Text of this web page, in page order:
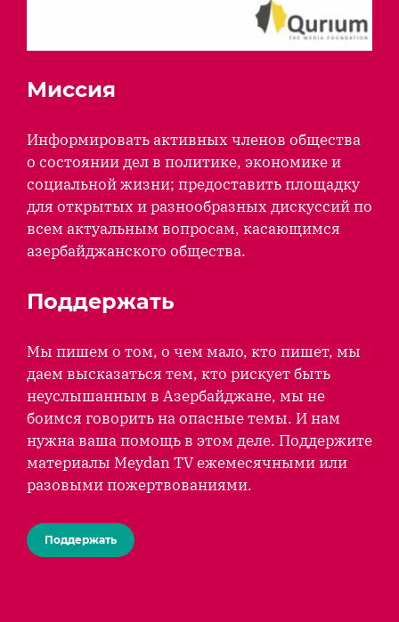
Миссия
Информировать активных членов общества
о состоянии дел в политике, экономике и
социальной жизни; предоставить площадку
для открытых и разнообразных дискуссий по
всем актуальным вопросам, касающимся
азербайджанского общества.
Поддержать
Мы пишем о том, о чем мало, кто пишет, мы
даем высказаться тем, кто рискует быть
неуслышанным в Азербайджане, мы не
боимся говорить на опасные темы. И нам
нужна ваша помощь в этом деле. Поддержите
материалы Meydan TV ежемесячными или
разовыми пожертвованиями.
Поддержать